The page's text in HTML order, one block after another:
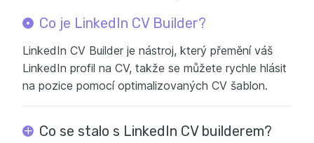
Co je LinkedIn CV Builder?
LinkedIn CV Builder je nástroj, který přemění váš
LinkedIn profil na CV, takže se můžete rychle hlásit
na pozice pomocí optimalizovaných CV šablon.
Co se stalo s LinkedIn CV builderem?